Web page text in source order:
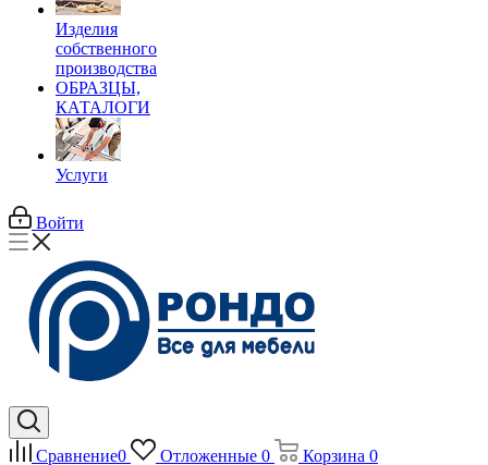
Изделия
собственного
производства
ОБРАЗЦЫ,
КАТАЛОГИ
Услуги
Войти
Сравнение0 Отложенные 0 Корзина 0